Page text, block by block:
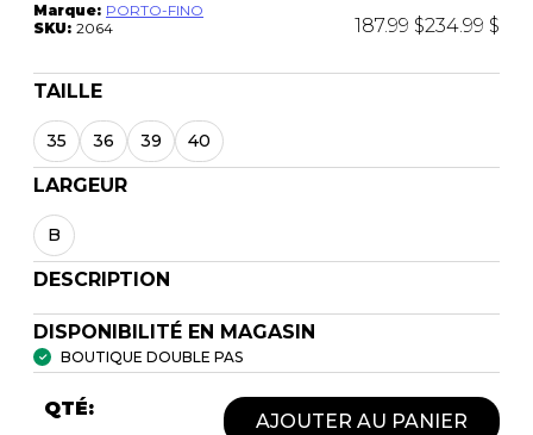
Marque: PORTO-FINO
SKU: 2064 187.99 $234.99 $
TAILLE
35 36 39 40
LARGEUR
B
DESCRIPTION
DISPONIBILITÉ EN MAGASIN
BOUTIQUE DOUBLE PAS
QTÉ:
AJOUTER AU PANIER